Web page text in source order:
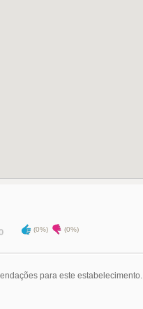
(0%) (0%)
para este estabelecimento.